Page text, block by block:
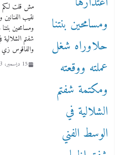
مش قلت لكم
نقيب
ومسامحين
شفتم
والفاقوس زي
15 ديسمبر، 2023